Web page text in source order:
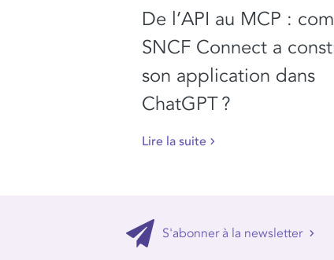
De l’API au MCP :
SNCF Connect a
son application dans
ChatGPT ?
Lire la suite
S'abonner à la newsletter